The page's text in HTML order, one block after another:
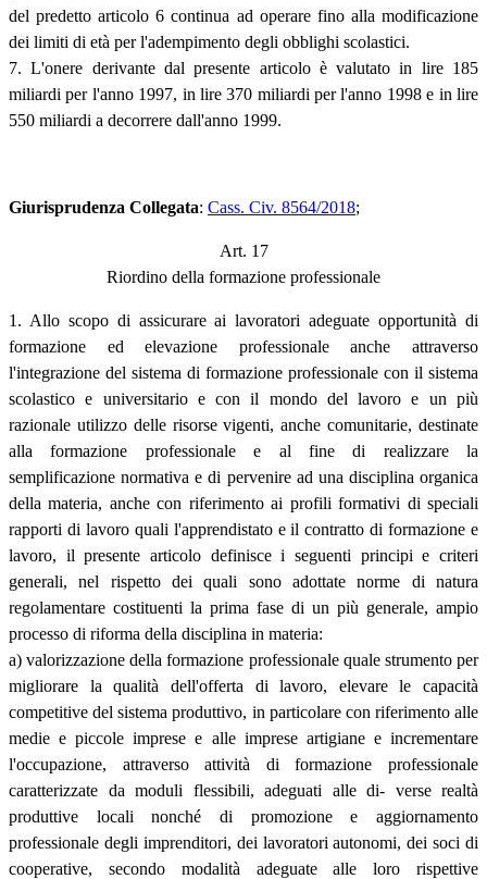
del predetto articolo 6 continua ad operare fino alla modificazione
dei limiti di età per l'adempimento degli obblighi scolastici.
7. L'onere derivante dal presente articolo è valutato in lire 185
miliardi per l'anno 1997, in lire 370 miliardi per l'anno 1998 e in lire
550 miliardi a decorrere dall'anno 1999.
Giurisprudenza Collegata: Cass. Civ. 8564/2018;
Art. 17
Riordino della formazione professionale
1. Allo scopo di assicurare ai lavoratori adeguate opportunità di
formazione ed elevazione professionale anche attraverso
l'integrazione del sistema di formazione professionale con il sistema
scolastico e universitario e con il mondo del lavoro e un più
razionale utilizzo delle risorse vigenti, anche comunitarie, destinate
alla formazione professionale e al fine di realizzare la
semplificazione normativa e di pervenire ad una disciplina organica
della materia, anche con riferimento ai profili formativi di speciali
rapporti di lavoro quali l'apprendistato e il contratto di formazione e
lavoro, il presente articolo definisce i seguenti principi e criteri
generali, nel rispetto dei quali sono adottate norme di natura
regolamentare costituenti la prima fase di un più generale, ampio
processo di riforma della disciplina in materia:
a) valorizzazione della formazione professionale quale strumento per
migliorare la qualità dell'offerta di lavoro, elevare le capacità
competitive del sistema produttivo, in particolare con riferimento alle
medie e piccole imprese e alle imprese artigiane e incrementare
l'occupazione, attraverso attività di formazione professionale
caratterizzate da moduli flessibili, adeguati alle di- verse realtà
produttive locali nonché di promozione e aggiornamento
professionale degli imprenditori, dei lavoratori autonomi, dei soci di
cooperative, secondo modalità adeguate alle loro rispettive